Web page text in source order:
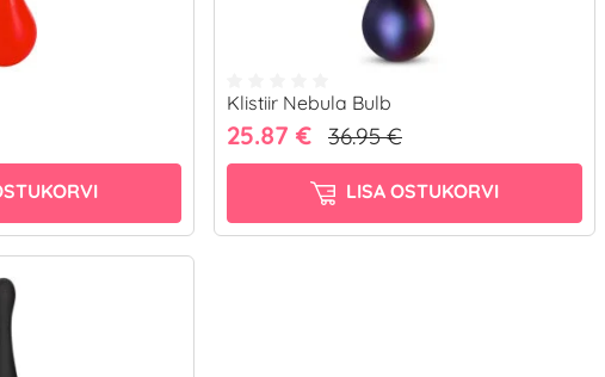
Klistiir Nebula Bulb
25.87 € 36.95 €
LISA OSTUKORVI